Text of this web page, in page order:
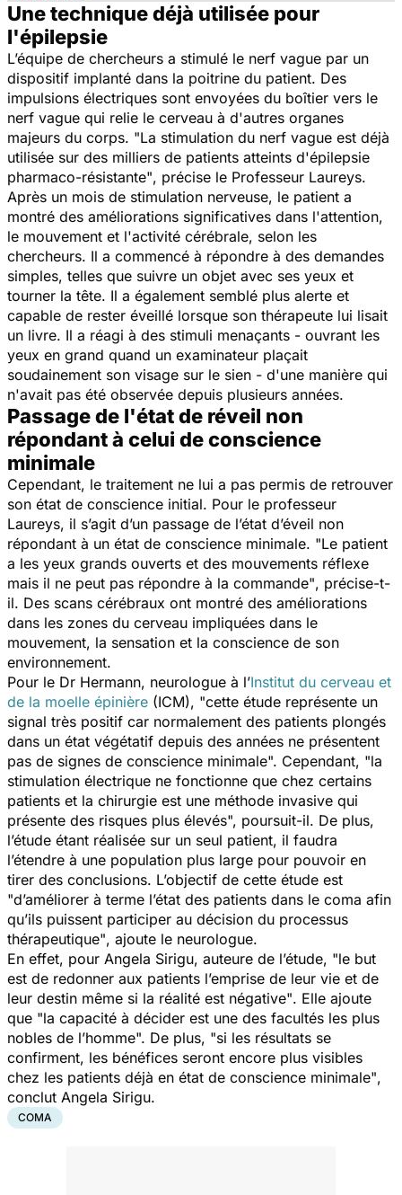
Une technique déjà utilisée pour
l'épilepsie
L’équipe de chercheurs a stimulé le nerf vague par un
dispositif implanté dans la poitrine du patient. Des
impulsions électriques sont envoyées du boîtier vers le
nerf vague qui relie le cerveau à d'autres organes
majeurs du corps. "La stimulation du nerf vague est déjà
utilisée sur des milliers de patients atteints d'épilepsie
pharmaco-résistante", précise le Professeur Laureys.
Après un mois de stimulation nerveuse, le patient a
montré des améliorations significatives dans l'attention,
le mouvement et l'activité cérébrale, selon les
chercheurs. Il a commencé à répondre à des demandes
simples, telles que suivre un objet avec ses yeux et
tourner la tête. Il a également semblé plus alerte et
capable de rester éveillé lorsque son thérapeute lui lisait
un livre. Il a réagi à des stimuli menaçants - ouvrant les
yeux en grand quand un examinateur plaçait
soudainement son visage sur le sien - d'une manière qui
n'avait pas été observée depuis plusieurs années.
Passage de l'état de réveil non
répondant à celui de conscience
minimale
Cependant, le traitement ne lui a pas permis de retrouver
son état de conscience initial. Pour le professeur
Laureys, il s’agit d’un passage de l’état d’éveil non
répondant à un état de conscience minimale. "Le patient
a les yeux grands ouverts et des mouvements réflexe
mais il ne peut pas répondre à la commande", précise-t-
il. Des scans cérébraux ont montré des améliorations
dans les zones du cerveau impliquées dans le
mouvement, la sensation et la conscience de son
environnement.
Pour le Dr Hermann, neurologue à l’Institut du cerveau et
de la moelle épinière (ICM), "cette étude représente un
signal très positif car normalement des patients plongés
dans un état végétatif depuis des années ne présentent
pas de signes de conscience minimale". Cependant, "la
stimulation électrique ne fonctionne que chez certains
patients et la chirurgie est une méthode invasive qui
présente des risques plus élevés", poursuit-il. De plus,
l’étude étant réalisée sur un seul patient, il faudra
l’étendre à une population plus large pour pouvoir en
tirer des conclusions. L’objectif de cette étude est
"d’améliorer à terme l’état des patients dans le coma afin
qu’ils puissent participer au décision du processus
thérapeutique", ajoute le neurologue.
En effet, pour Angela Sirigu, auteure de l’étude, "le but
est de redonner aux patients l’emprise de leur vie et de
leur destin même si la réalité est négative". Elle ajoute
que "la capacité à décider est une des facultés les plus
nobles de l’homme". De plus, "si les résultats se
confirment, les bénéfices seront encore plus visibles
chez les patients déjà en état de conscience minimale",
conclut Angela Sirigu.
COMA